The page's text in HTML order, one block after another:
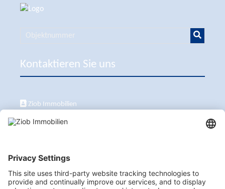
Kontaktieren Sie uns
Ziob Immobilien
Calle Peix 2, 07157 Puerto de Andratx